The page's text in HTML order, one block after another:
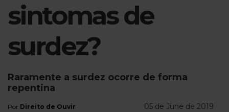
sintomas de
surdez?
Raramente a surdez ocorre de forma
repentina
Por Direito de Ouvir 05 de June de 2019